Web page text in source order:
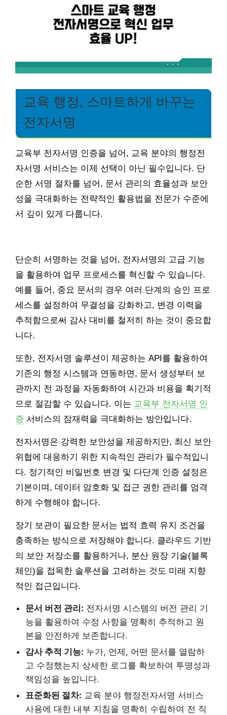
교육 행정, 스마트하게 바꾸는
전자서명
교육부 전자서명 인증을 넘어, 교육 분야의 행정전
자서명 서비스는 이제 선택이 아닌 필수입니다. 단
순한 서명 절차를 넘어, 문서 관리의 효율성과 보안
성을 극대화하는 전략적인 활용법을 전문가 수준에
서 깊이 있게 다룹니다.
단순히 서명하는 것을 넘어, 전자서명의 고급 기능
을 활용하여 업무 프로세스를 혁신할 수 있습니다.
예를 들어, 중요 문서의 경우 여러 단계의 승인 프로
세스를 설정하여 무결성을 강화하고, 변경 이력을
추적함으로써 감사 대비를 철저히 하는 것이 중요합
니다.
또한, 전자서명 솔루션이 제공하는 API를 활용하여
기존의 행정 시스템과 연동하면, 문서 생성부터 보
관까지 전 과정을 자동화하여 시간과 비용을 획기적
으로 절감할 수 있습니다. 이는 교육부 전자서명 인
증 서비스의 잠재력을 극대화하는 방안입니다.
전자서명은 강력한 보안성을 제공하지만, 최신 보안
위협에 대응하기 위한 지속적인 관리가 필수적입니
다. 정기적인 비밀번호 변경 및 다단계 인증 설정은
기본이며, 데이터 암호화 및 접근 권한 관리를 엄격
하게 수행해야 합니다.
장기 보관이 필요한 문서는 법적 효력 유지 조건을
충족하는 방식으로 저장해야 합니다. 클라우드 기반
의 보안 저장소를 활용하거나, 분산 원장 기술(블록
체인)을 접목한 솔루션을 고려하는 것도 미래 지향
적인 접근입니다.
문서 버전 관리: 전자서명 시스템의 버전 관리 기
능을 활용하여 수정 사항을 명확히 추적하고 원
본을 안전하게 보존합니다.
감사 추적 기능: 누가, 언제, 어떤 문서를 열람하
고 수정했는지 상세한 로그를 확보하여 투명성과
책임성을 높입니다.
표준화된 절차: 교육 분야 행정전자서명 서비스
사용에 대한 내부 지침을 명확히 수립하여 전 직